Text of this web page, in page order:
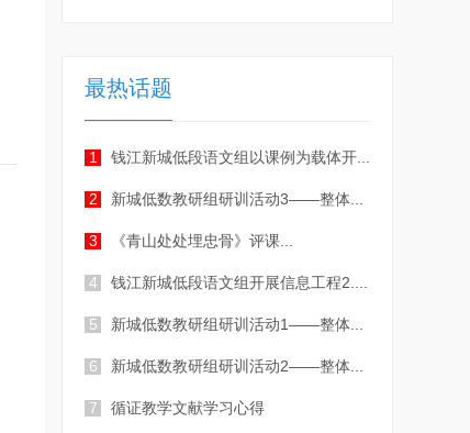
最热话题
1 钱江新城低段语文组以课例为载体开...
2 新城低数教研组研训活动3——整体...
3 《青山处处埋忠骨》评课...
4 钱江新城低段语文组开展信息工程2....
5 新城低数教研组研训活动1——整体...
6 新城低数教研组研训活动2——整体...
7 循证教学文献学习心得